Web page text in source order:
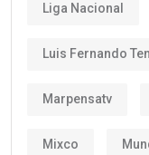
Liga Nacional
Luis Fernando
Marpensatv
Mixco